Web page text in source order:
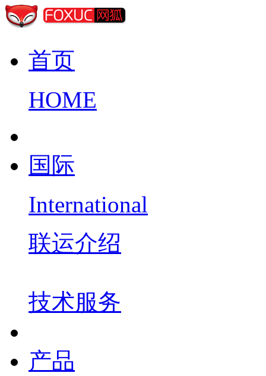
首页
HOME
国际
International
联运介绍
技术服务
产品